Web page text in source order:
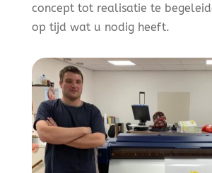
concept tot realisatie te
op tijd wat u nodig heeft.